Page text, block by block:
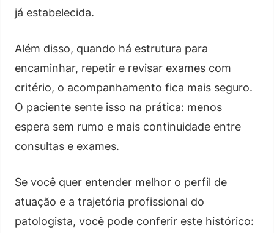
já estabelecida.
Além disso, quando há estrutura para
encaminhar, repetir e revisar exames com
critério, o acompanhamento fica mais seguro.
O paciente sente isso na prática: menos
espera sem rumo e mais continuidade entre
consultas e exames.
Se você quer entender melhor o perfil de
atuação e a trajetória profissional do
patologista, você pode conferir este histórico: